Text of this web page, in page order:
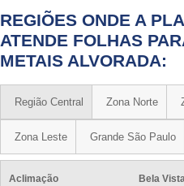
REGIÕES ONDE A
ATENDE FOLHAS
METAIS ALVORADA:
Região Central Zona Norte
Zona Leste Grande São Paulo
Aclimação
Bela Vista